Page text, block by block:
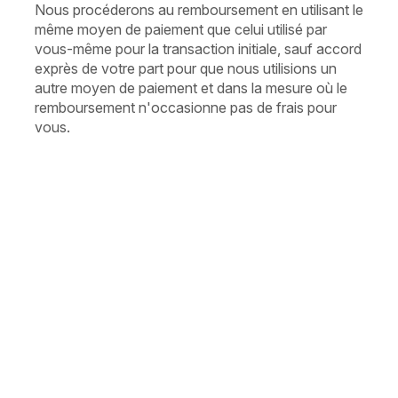
Nous procéderons au remboursement en utilisant le
même moyen de paiement que celui utilisé par
vous-même pour la transaction initiale, sauf accord
exprès de votre part pour que nous utilisions un
autre moyen de paiement et dans la mesure où le
remboursement n'occasionne pas de frais pour
vous.